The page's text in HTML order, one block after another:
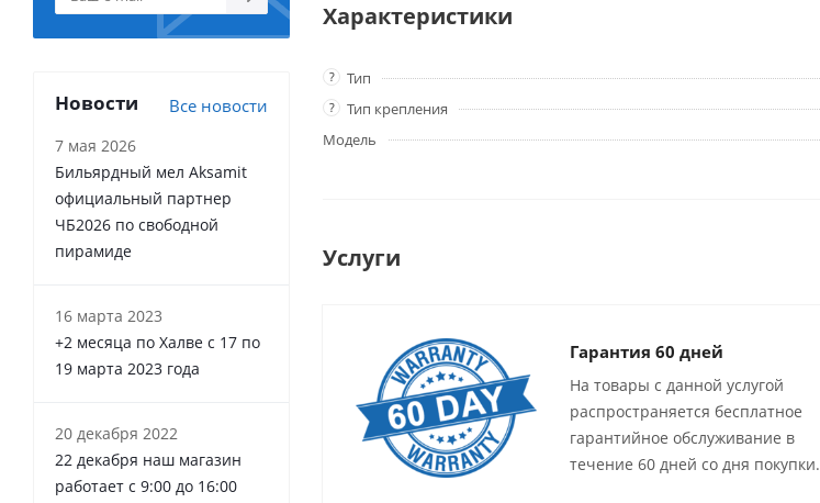
Характеристики
? Тип
? Тип крепления
Модель
Услуги
Гарантия 60 дней
На товары с данной услугой
распространяется бесплатное
гарантийное обслуживание в
течение 60 дней со дня покупки.
Новости Все новости
7 мая 2026
Бильярдный мел Aksamit
официальный партнер
ЧБ2026 по свободной
пирамиде
16 марта 2023
+2 месяца по Халве с 17 по
19 марта 2023 года
20 декабря 2022
22 декабря наш магазин
работает с 9:00 до 16:00